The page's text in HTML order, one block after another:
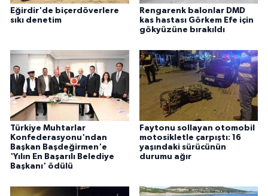
Eğirdir'de biçerdöverlere
sıkı denetim
Rengarenk balonlar DMD
kas hastası Görkem Efe için
gökyüzüne bırakıldı
Türkiye Muhtarlar
Konfederasyonu'ndan
Başkan Başdeğirmen'e
'Yılın En Başarılı Belediye
Başkanı' ödülü
Faytonu sollayan otomobil
motosikletle çarpıştı: 16
yaşındaki sürücünün
durumu ağır